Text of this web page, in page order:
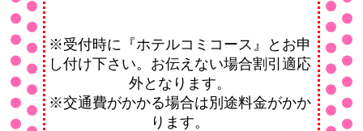
※受付時に『ホテルコミコース』とお申
し付け下さい。 お伝えない場合割引適応
外となります。
※交通費がかかる場合は別途料金がかか
ります。